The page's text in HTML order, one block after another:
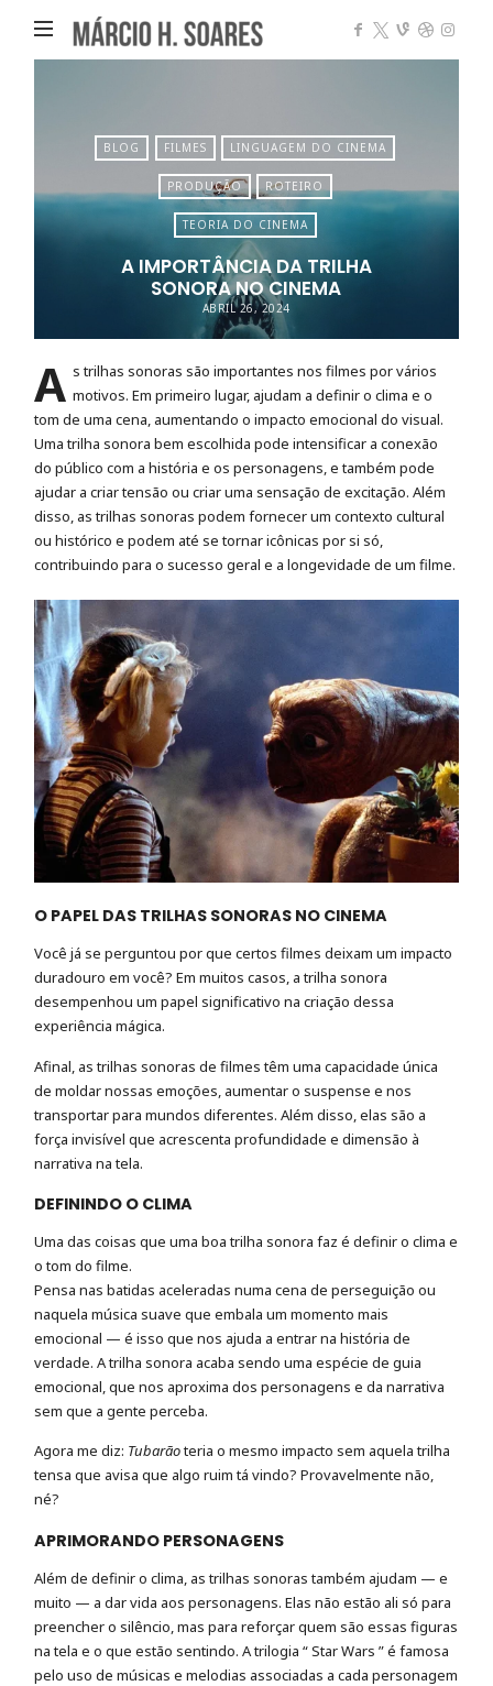
Márcio
Heleno
BLOG FILMES LINGUAGEM DO CINEMA
PRODUÇÃO ROTEIRO
TEORIA DO CINEMA
A IMPORTÂNCIA DA TRILHA
SONORA NO CINEMA
ABRIL 26, 2024
A s trilhas sonoras são importantes nos filmes por vários
motivos. Em primeiro lugar, ajudam a definir o clima e o
tom de uma cena, aumentando o impacto emocional do visual.
Uma trilha sonora bem escolhida pode intensificar a conexão
do público com a história e os personagens, e também pode
ajudar a criar tensão ou criar uma sensação de excitação. Além
disso, as trilhas sonoras podem fornecer um contexto cultural
ou histórico e podem até se tornar icônicas por si só,
contribuindo para o sucesso geral e a longevidade de um filme.
O PAPEL DAS TRILHAS SONORAS NO CINEMA
Você já se perguntou por que certos filmes deixam um impacto
duradouro em você? Em muitos casos, a trilha sonora
desempenhou um papel significativo na criação dessa
experiência mágica.
Afinal, as trilhas sonoras de filmes têm uma capacidade única
de moldar nossas emoções, aumentar o suspense e nos
transportar para mundos diferentes. Além disso, elas são a
força invisível que acrescenta profundidade e dimensão à
narrativa na tela.
DEFININDO O CLIMA
Uma das coisas que uma boa trilha sonora faz é definir o clima e
o tom do filme.
Pensa nas batidas aceleradas numa cena de perseguição ou
naquela música suave que embala um momento mais
emocional — é isso que nos ajuda a entrar na história de
verdade. A trilha sonora acaba sendo uma espécie de guia
emocional, que nos aproxima dos personagens e da narrativa
sem que a gente perceba.
Agora me diz: Tubarãoteria o mesmo impacto sem aquela trilha
tensa que avisa que algo ruim tá vindo? Provavelmente não,
né?
APRIMORANDO PERSONAGENS
Além de definir o clima, as trilhas sonoras também ajudam — e
muito — a dar vida aos personagens. Elas não estão ali só para
preencher o silêncio, mas para reforçar quem são essas figuras
na tela e o que estão sentindo. A trilogia “ Star Wars ” é famosa
pelo uso de músicas e melodias associadas a cada personagem